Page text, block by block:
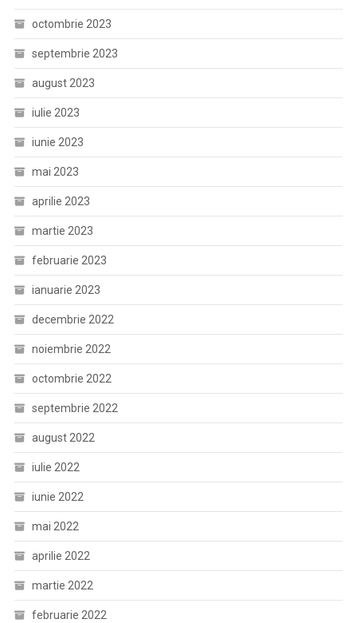
octombrie 2023
septembrie 2023
august 2023
iulie 2023
iunie 2023
mai 2023
aprilie 2023
martie 2023
februarie 2023
ianuarie 2023
decembrie 2022
noiembrie 2022
octombrie 2022
septembrie 2022
august 2022
iulie 2022
iunie 2022
mai 2022
aprilie 2022
martie 2022
februarie 2022